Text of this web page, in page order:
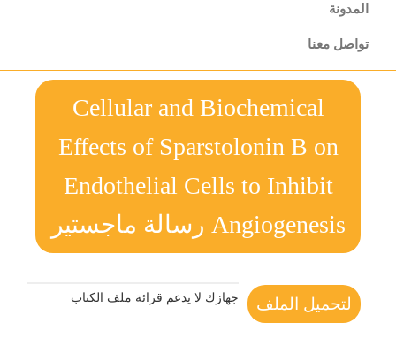
المدونة
تواصل معنا
Cellular and Biochemical
Effects of Sparstolonin B on
Endothelial Cells to Inhibit
Angiogenesis رسالة ماجستير
لتحميل الملف جهازك لا يدعم قرائة ملف الكتاب